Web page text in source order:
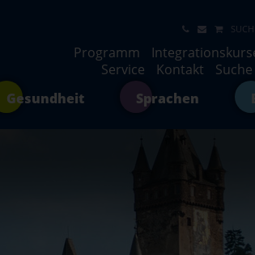
Programm
Service
Kontakt Suche
Gesundheit
Sprachen